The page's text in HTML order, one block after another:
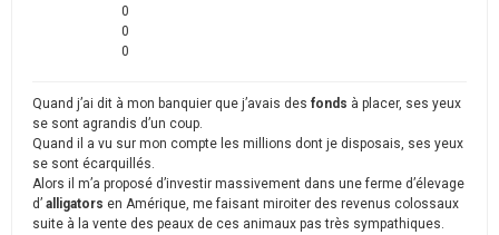
0
0
0
Quand j’ai dit à mon banquier que j’avais des fonds à placer, ses yeux
se sont agrandis d’un coup.
Quand il a vu sur mon compte les millions dont je disposais, ses yeux
se sont écarquillés.
Alors il m’a proposé d’investir massivement dans une ferme d’élevage
d’ alligators en Amérique, me faisant miroiter des revenus colossaux
suite à la vente des peaux de ces animaux pas très sympathiques.